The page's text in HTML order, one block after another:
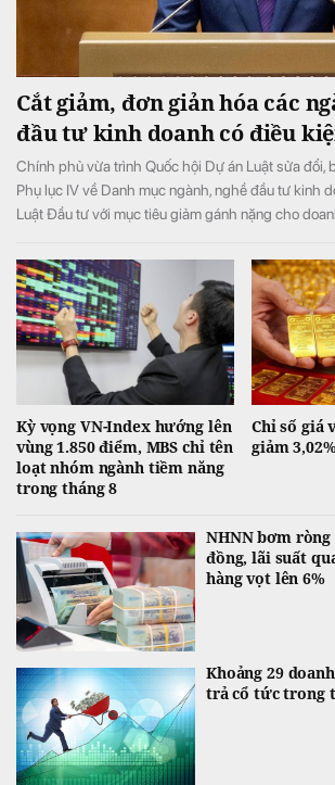
Cắt giảm, đơn giản hóa các
đầu tư kinh doanh có điều
Chính phủ vừa trình Quốc hội Dự án Luật sửa đổi,
Phụ lục IV về Danh mục ngành, nghề đầu tư kinh
Luật Đầu tư với mục tiêu giảm gánh nặng cho
Kỳ vọng VN-Index hướng lên
vùng 1.850 điểm, MBS chỉ tên
loạt nhóm ngành tiềm năng
trong tháng 8
Chỉ số giá
giảm
NHNN bơm ròng
đồng, lãi suất
hàng vọt lên 6%
Khoảng 29
trả cổ tức trong